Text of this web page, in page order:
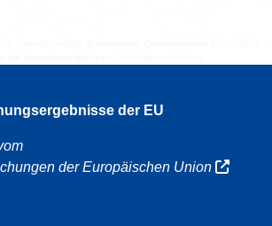
der EU
der Europäischen Union